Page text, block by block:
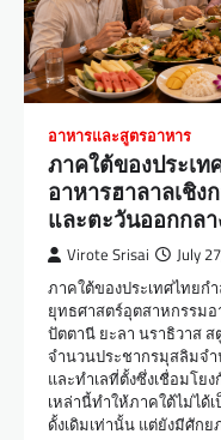
อาหารและสูตรอาหาร
ภาคใต้ของประเ
อาหารฮาลาลเชิง
และตะวันออกกลา
Virote Srisai July
ภาคใต้ของประเทศไทย
ยุทธศาสตร์อุตสาหกรรมอ
ปัตตานี ยะลา นราธิวาส
จำนวนประชากรมุสลิมจ
และทำเลที่ตั้งซึ่งเชื่อมโย
เหล่านี้ทำให้ภาคใต้ไม่ได้
ดั้งเดิมเท่านั้น แต่ยังมีศัก